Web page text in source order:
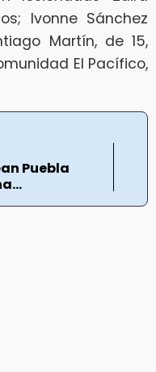
Ivonne Sánchez
Martín, de 15,
El Pacífico,
Puebla